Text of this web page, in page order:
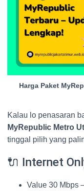
Harga Paket
Kalau lo penasaran
MyRepublic Metro
tinggal pilih yang
🔌 Internet
Value 30 Mbps